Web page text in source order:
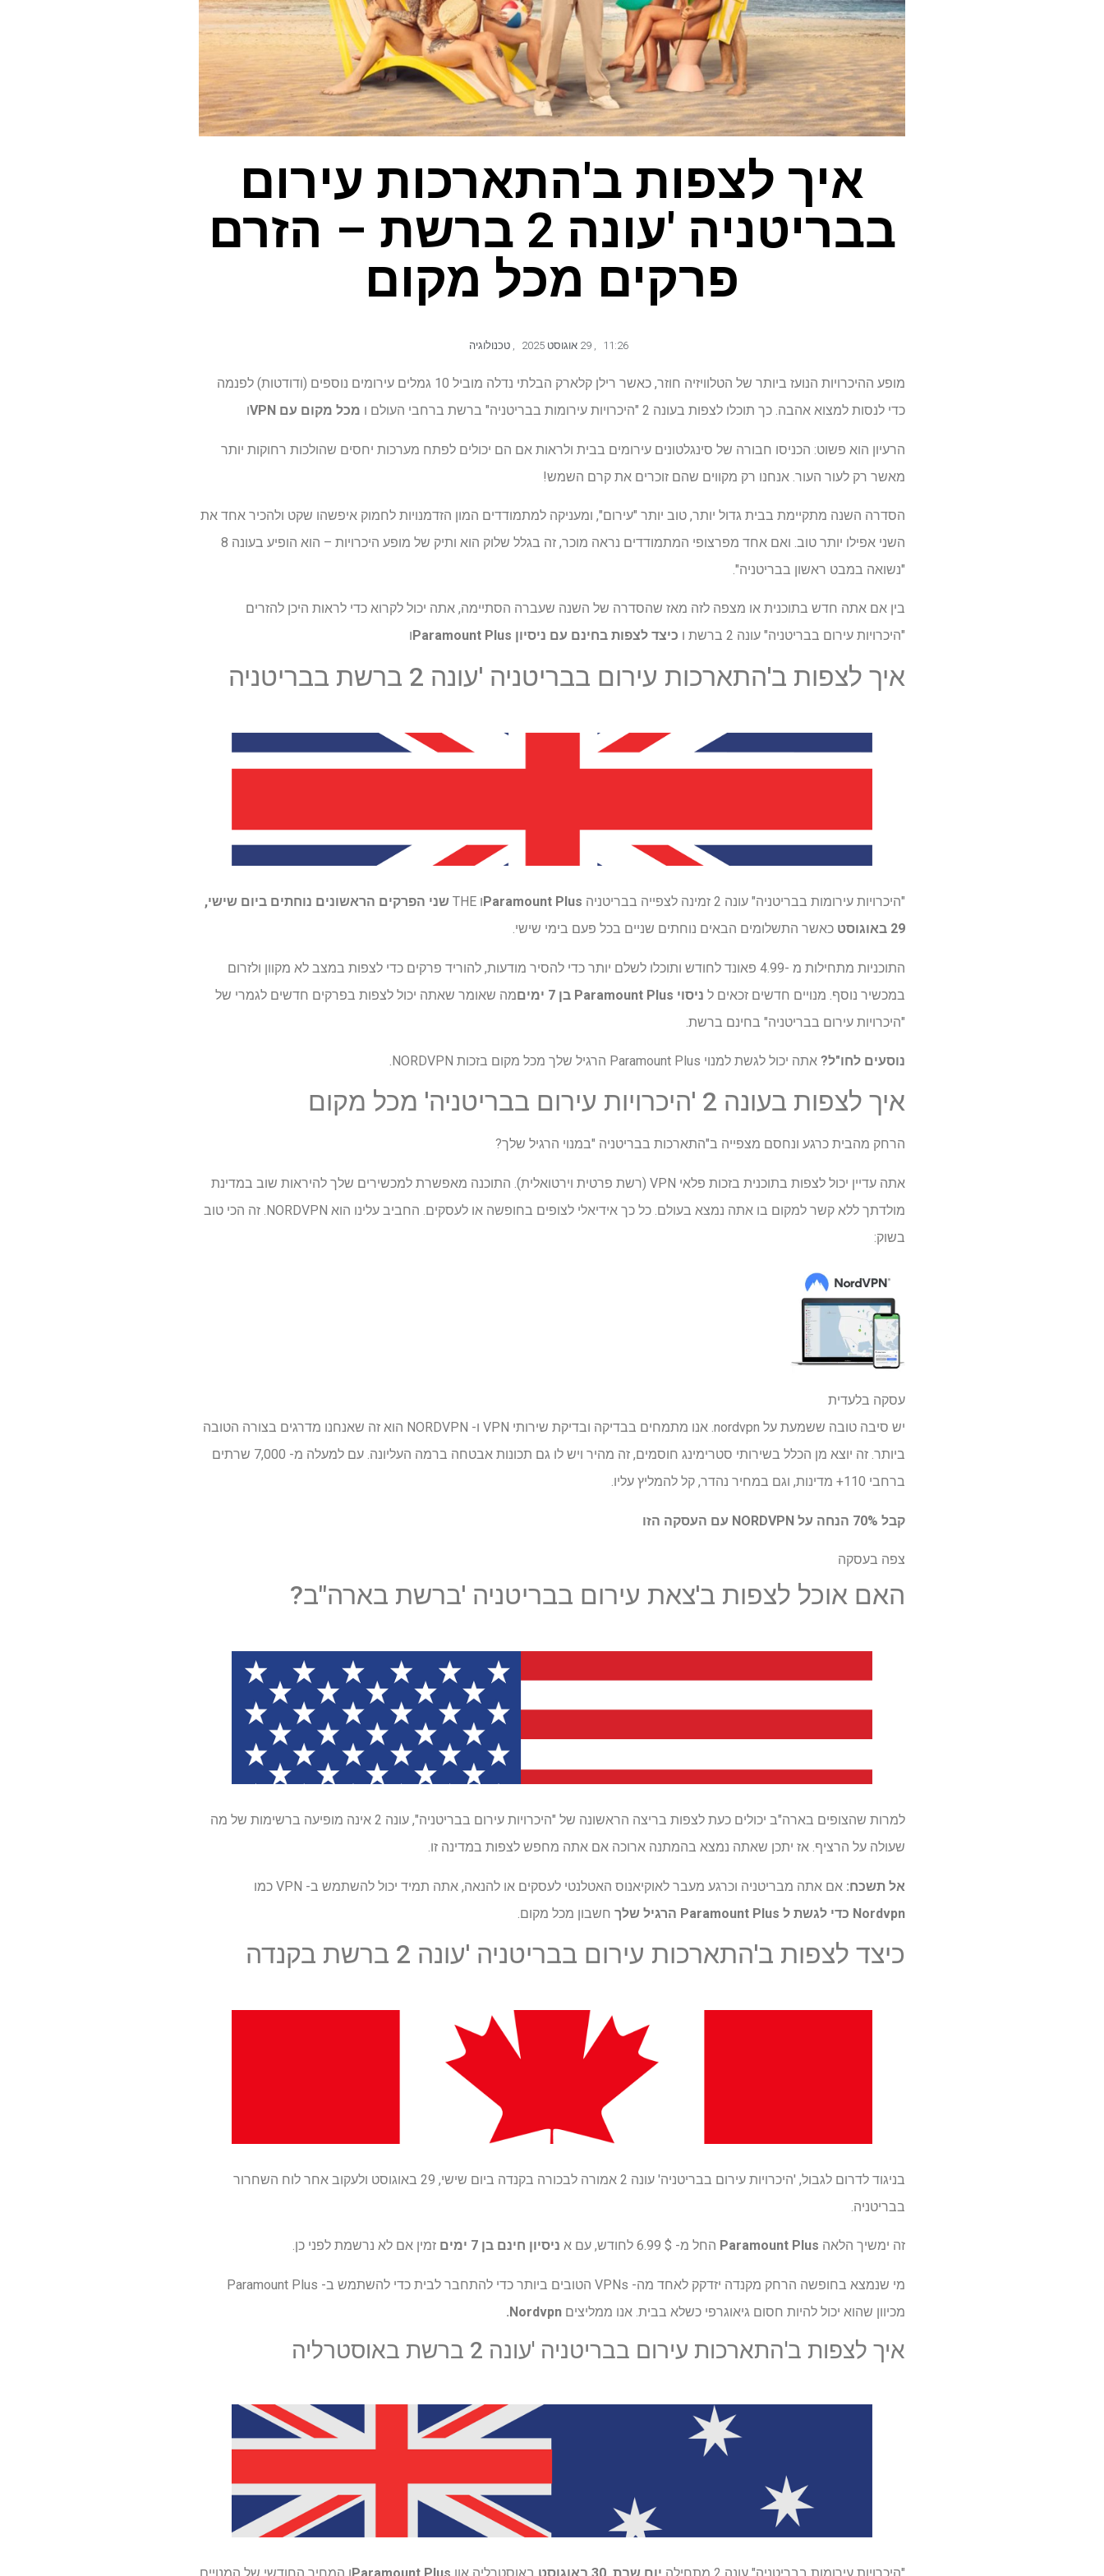
איך לצפות ב'התארכות עירום
בבריטניה 'עונה 2 ברשת – הזרם
פרקים מכל מקום
11:26
,
, טכנולוגיה
מופע ההיכרויות הנועז ביותר של הטלוויזיה חוזר, כאשר רילן קלארק הבלתי נדלה מוביל 10 גמלים עירומים נוספים (ודודטות) לפנמה
כדי לנסות למצוא אהבה. כך תוכלו לצפות בעונה 2 "היכרויות עירומות בבריטניה" ברשת ברחבי העולם ו
מכל מקום עם VPN ו
הרעיון הוא פשוט: הכניסו חבורה של סינגלטונים עירומים בבית ולראות אם הם יכולים לפתח מערכות יחסים שהולכות רחוקות יותר
מאשר רק לעור העור. אנחנו רק מקווים שהם זוכרים את קרם השמש!
הסדרה השנה מתקיימת בבית גדול יותר, טוב יותר "עירום", ומעניקה למתמודדים המון הזדמנויות לחמוק איפשהו שקט ולהכיר אחד את
השני אפילו יותר טוב. ואם אחד מפרצופי המתמודדים נראה מוכר, זה בגלל שלוק הוא ותיק של מופע היכרויות – הוא הופיע בעונה 8
"נשואה במבט ראשון בבריטניה".
בין אם אתה חדש בתוכנית או מצפה לזה מאז שהסדרה של השנה שעברה הסתיימה, אתה יכול לקרוא כדי לראות היכן להזרים
"היכרויות עירום בבריטניה" עונה 2 ברשת ו
כיצד לצפות בחינם עם ניסיון Paramount Plus ו
איך לצפות ב'התארכות עירום בבריטניה 'עונה 2 ברשת בבריטניה
"היכרויות עירומות בבריטניה" עונה 2 זמינה לצפייה בבריטניה Paramount Plus ו THE
שני הפרקים הראשונים נוחתים ביום שישי,
29 באוגוסט
כאשר התשלומים הבאים נוחתים שניים בכל פעם בימי שישי.
התוכניות מתחילות מ -4.99 פאונד לחודש ותוכלו לשלם יותר כדי להסיר מודעות, להוריד פרקים כדי לצפות במצב לא מקוון ולזרום
במכשיר נוסף. מנויים חדשים זכאים ל ניסוי Paramount Plus בן 7 ימים
מה שאומר שאתה יכול לצפות בפרקים חדשים לגמרי של
"היכרויות עירום בבריטניה" בחינם ברשת.
נוסעים לחו"ל? אתה יכול לגשת למנוי Paramount Plus הרגיל שלך מכל מקום בזכות NORDVPN.
איך לצפות בעונה 2 'היכרויות עירום בבריטניה' מכל מקום
הרחק מהבית כרגע ונחסם מצפייה ב"התארכות בבריטניה "במנוי הרגיל שלך?
אתה עדיין יכול לצפות בתוכנית בזכות פלאי VPN (רשת פרטית וירטואלית). התוכנה מאפשרת למכשירים שלך להיראות שוב במדינת
מולדתך ללא קשר למקום בו אתה נמצא בעולם. כל כך אידיאלי לצופים בחופשה או לעסקים. החביב עלינו הוא NORDVPN. זה הכי טוב
בשוק:
עסקה בלעדית
יש סיבה טובה ששמעת על nordvpn. אנו מתמחים בבדיקה ובדיקת שירותי VPN ו- NORDVPN הוא זה שאנחנו מדרגים בצורה הטובה
ביותר. זה יוצא מן הכלל בשירותי סטרימינג חוסמים, זה מהיר ויש לו גם תכונות אבטחה ברמה העליונה. עם למעלה מ- 7,000 שרתים
ברחבי 110+ מדינות, וגם במחיר נהדר, קל להמליץ ​​עליו.
קבל 70% הנחה על NORDVPN עם העסקה הזו
צפה בעסקה
האם אוכל לצפות ב'צאת עירום בבריטניה 'ברשת בארה"ב?
למרות שהצופים בארה"ב יכולים כעת לצפות בריצה הראשונה של "היכרויות עירום בבריטניה", עונה 2 אינה מופיעה ברשימות של מה
שעולה על הרציף. אז יתכן שאתה נמצא בהמתנה ארוכה אם אתה מחפש לצפות במדינה זו.
אל תשכח: אם אתה מבריטניה וכרגע מעבר לאוקיאנוס האטלנטי לעסקים או להנאה, אתה תמיד יכול להשתמש ב- VPN כמו
Nordvpn כדי לגשת ל Paramount Plus הרגיל שלך חשבון מכל מקום.
כיצד לצפות ב'התארכות עירום בבריטניה 'עונה 2 ברשת בקנדה
בניגוד לדרום לגבול, 'היכרויות עירום בבריטניה' עונה 2 אמורה לבכורה בקנדה ביום שישי, 29 באוגוסט ולעקוב אחר לוח השחרור
בבריטניה.
זה ימשיך הלאה Paramount Plus החל מ- $ 6.99 לחודש, עם א ניסיון חינם בן 7 ימים זמין אם לא נרשמת לפני כן.
מי שנמצא בחופשה הרחק מקנדה יזדקק לאחד מה- VPNs הטובים ביותר כדי להתחבר לבית כדי להשתמש ב- Paramount Plus
מכיוון שהוא יכול להיות חסום גיאוגרפי כשלא בבית. אנו ממליצים Nordvpn.
איך לצפות ב'התארכות עירום בבריטניה 'עונה 2 ברשת באוסטרליה